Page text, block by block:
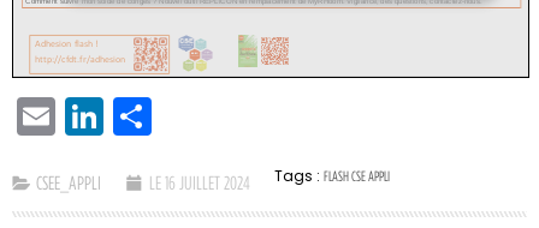
EMAIL LINKEDIN
CSEE_APPLI LE 16 JUILLET 2024 Tags : FLASH CSE APPLI